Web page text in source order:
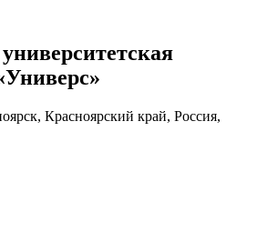
Красноярский край, Россия,